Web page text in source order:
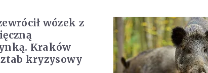
wózek z
Kraków
kryzysowy